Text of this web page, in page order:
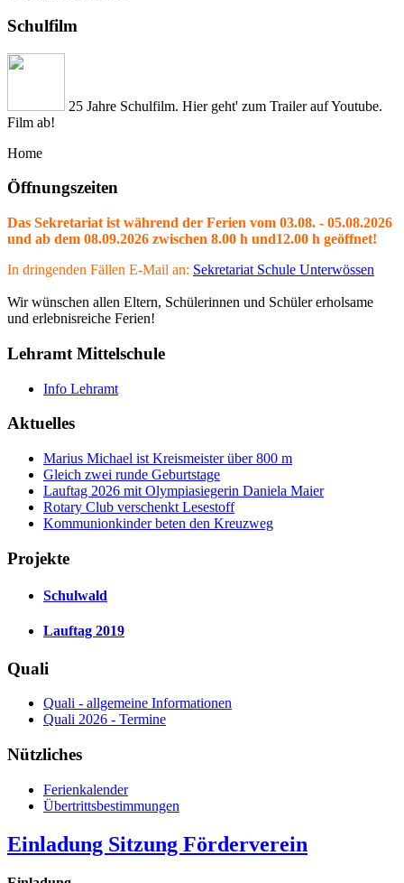
Schulfilm
25 Jahre Schulfilm. Hier geht' zum Trailer auf Youtube.
Film ab!
Home
Öffnungszeiten
Das Sekretariat ist während der Ferien vom 03.08. - 05.08.2026
und ab dem 08.09.2026 zwischen 8.00 h und12.00 h geöffnet!
In dringenden Fällen E-Mail an: Sekretariat Schule Unterwössen
Wir wünschen allen Eltern, Schülerinnen und Schüler erholsame
und erlebnisreiche Ferien!
Lehramt Mittelschule
Info Lehramt
Aktuelles
Marius Michael ist Kreismeister über 800 m
Gleich zwei runde Geburtstage
Lauftag 2026 mit Olympiasiegerin Daniela Maier
Rotary Club verschenkt Lesestoff
Kommunionkinder beten den Kreuzweg
Projekte
Schulwald
Lauftag 2019
Quali
Quali - allgemeine Informationen
Quali 2026 - Termine
Nützliches
Ferienkalender
Übertrittsbestimmungen
Einladung Sitzung Förderverein